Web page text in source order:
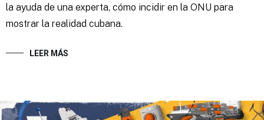
la ayuda de una experta, cómo incidir en la ONU para
mostrar la realidad cubana.
LEER MÁS